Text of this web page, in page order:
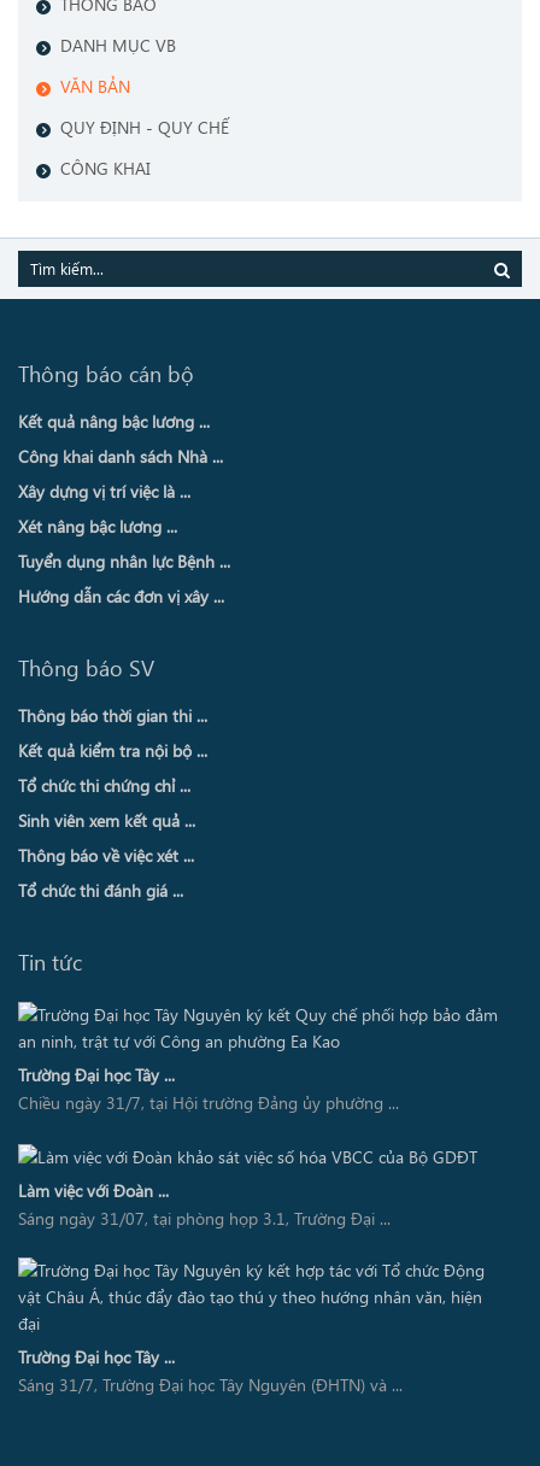
DANH MỤC VB
VĂN BẢN
QUY ĐỊNH - QUY CHẾ
CÔNG KHAI
Thông báo cán bộ
Kết quả nâng bậc lương ...
Công khai danh sách Nhà ...
Xây dựng vị trí việc là ...
Xét nâng bậc lương ...
Tuyển dụng nhân lực Bệnh ...
Hướng dẫn các đơn vị xây ...
Thông báo SV
Thông báo thời gian thi ...
Kết quả kiểm tra nội bộ ...
Tổ chức thi chứng chỉ ...
Sinh viên xem kết quả ...
Thông báo về việc xét ...
Tổ chức thi đánh giá ...
Tin tức
Trường Đại học Tây ...
Chiều ngày 31/7, tại Hội trường Đảng ủy phường ...
Làm việc với Đoàn ...
Sáng ngày 31/07, tại phòng họp 3.1, Trường Đại ...
Trường Đại học Tây ...
Sáng 31/7, Trường Đại học Tây Nguyên (ĐHTN) và ...